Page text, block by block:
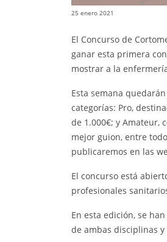
25 enero 2021
El Concurso de
ganar esta primera
mostrar a la
Esta semana
categorías: Pro,
de 1.000€; y Amateur,
mejor guion, entre
publicaremos en las
El concurso está
profesionales
En esta edición, se
de ambas disciplinas